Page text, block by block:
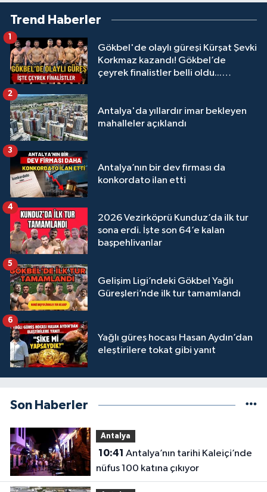
Trend Haberler
Gökbel'de olaylı güreşi Kürşat Şevki
Korkmaz kazandı! Gökbel’de
çeyrek finalistler belli oldu...
1
Antalya'da yıllardır imar bekleyen
mahalleler açıklandı
2
Antalya’nın bir dev firması da
konkordato ilan etti
3
2026 Vezirköprü Kunduz’da ilk tur
sona erdi. İşte son 64’e kalan
başpehlivanlar
4
Gelişim Ligi’ndeki Gökbel Yağlı
Güreşleri’nde ilk tur tamamlandı
5
Yağlı güreş hocası Hasan Aydın’dan
eleştirilere tokat gibi yanıt
6
Son Haberler
Antalya
10:41
nüfus 100 katına çıkıyor